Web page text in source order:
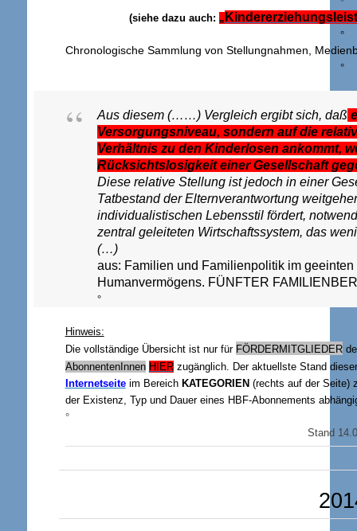
(siehe dazu auch: „
°
Chronologische Sammlung von Stellungnahmen,
°
Aus diesem (……) Vergleich ergibt sich, daß
Versorgungsniveau, sondern auf die
Verhältnis zu den Kinderlosen ankommt,
Rücksichtslosigkeit einer Gesellschaft
Diese relative Stellung ist jedoch in einer
Tatbestand der Elternverantwortung
individualistischen Lebensstil fördert,
zentral geleiteten Wirtschaftssystem, das
(…)
aus: Familien und Familienpolitik im
Humanvermögens. FÜNFTER
°
Hinweis:
Die vollständige Übersicht ist nur für FÖRDERMITGLIEDER
AbonnentenInnen HIER zugänglich. Der aktuellste Stand
Internetseite im Bereich KATEGORIEN(rechts auf der Seite)
der Existenz, Typ und Dauer eines HBF-Abonnements
°
Stand